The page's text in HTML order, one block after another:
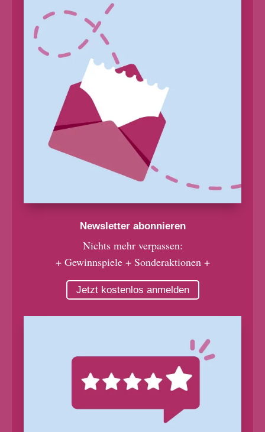
Newsletter abonnieren
Nichts mehr verpassen:
+ Gewinnspiele + Sonderaktionen +
Jetzt kostenlos anmelden